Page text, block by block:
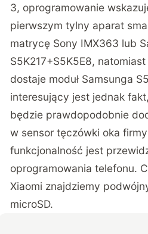
3, oprogramowanie
pierwszym tylny aparat
matrycę Sony IMX363 lub
S5K217+S5K5E8,
dostaje moduł Samsunga
interesujący jest jednak
będzie prawdopodobnie
w sensor tęczówki oka
funkcjonalność jest
oprogramowania telefonu.
Xiaomi znajdziemy
microSD.